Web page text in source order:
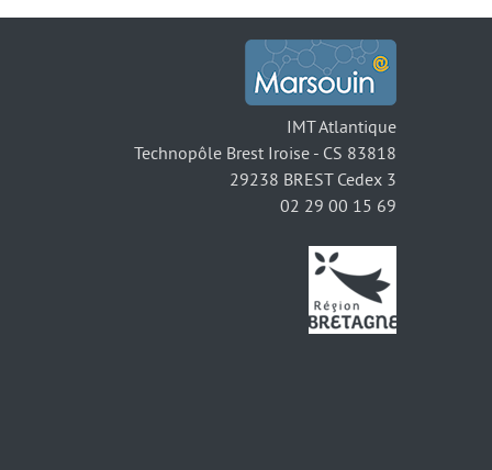
IMT Atlantique
Technopôle Brest Iroise - CS 83818
29238 BREST Cedex 3
02 29 00 15 69